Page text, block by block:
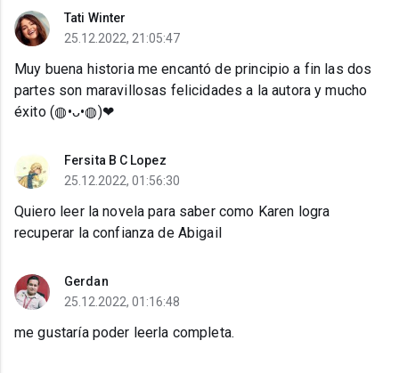
Tati Winter
25.12.2022, 21:05:47
Muy buena historia me encantó de principio a fin las dos
partes son maravillosas felicidades a la autora y mucho
éxito (⁠◍⁠•⁠ᴗ⁠•⁠◍⁠)⁠❤
Fersita B C Lopez
25.12.2022, 01:56:30
Quiero leer la novela para saber como Karen logra
recuperar la confianza de Abigail
Gerdan
25.12.2022, 01:16:48
me gustaría poder leerla completa.